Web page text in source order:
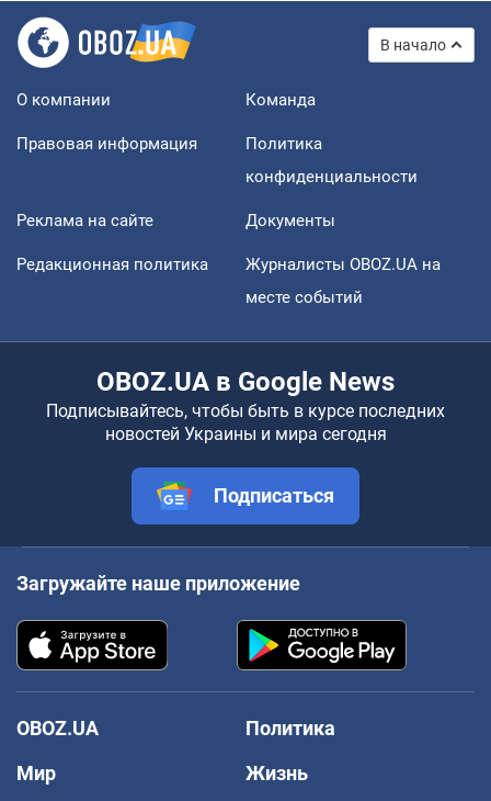
В начало
О компании Команда
Правовая информация
Политика
конфиденциальности
Реклама на сайте Документы
Редакционная политика
Журналисты OBOZ.UA на
месте событий
OBOZ.UA в Google News
Подписывайтесь, чтобы быть в курсе последних
новостей Украины и мира сегодня
Подписаться
Загружайте наше приложение
OBOZ.UA
Политика
Мир
Жизнь